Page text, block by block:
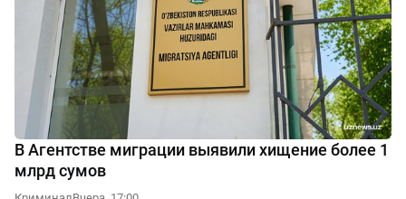
В Агентстве миграции выявили хищение более 1
млрд сумов